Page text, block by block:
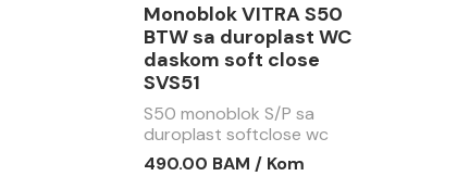
Monoblok VITRA S50
BTW sa duroplast WC
daskom soft close
SVS51
S50 monoblok S/P sa
duroplast softclose wc
daskom SVS51
490.00 BAM / Kom